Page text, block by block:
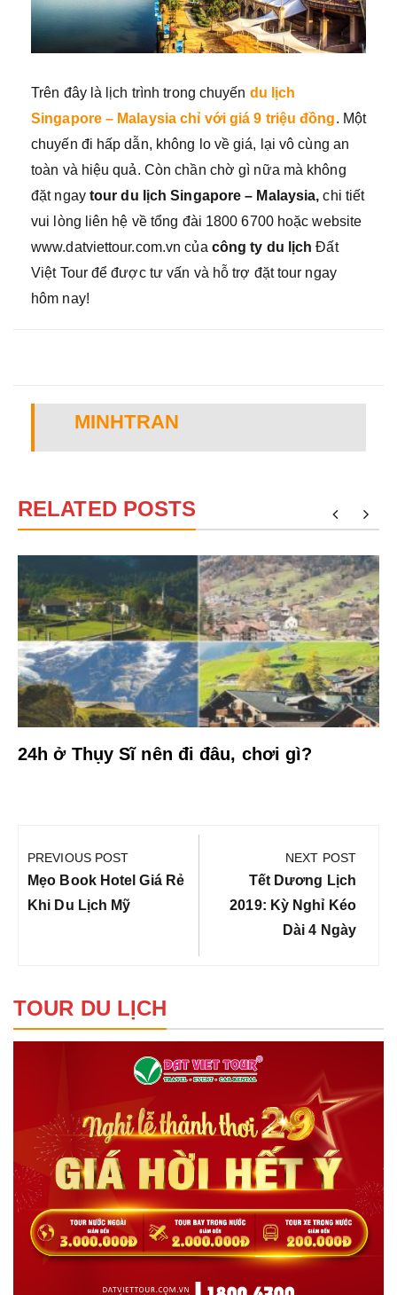
Trên đây là lịch trình trong chuyến du lịch
Singapore – Malaysia chỉ với giá 9 triệu đồng. Một
chuyến đi hấp dẫn, không lo về giá, lại vô cùng an
toàn và hiệu quả. Còn chần chờ gì nữa mà không
đặt ngay tour du lịch Singapore – Malaysia, chi tiết
vui lòng liên hệ về tổng đài 1800 6700 hoặc website
www.datviettour.com.vn của công ty du lịch Đất
Việt Tour để được tư vấn và hỗ trợ đặt tour ngay
hôm nay!
MINHTRAN
RELATED POSTS
24h ở Thụy Sĩ nên đi đâu, chơi gì?
hướng
bài
viết
PREVIOUS POST
Previous
Post:
Mẹo Book Hotel Giá Rẻ
Khi Du Lịch Mỹ
NEXT POST
Next
Post:
Tết Dương Lịch
2019: Kỳ Nghỉ Kéo
Dài 4 Ngày
TOUR DU LỊCH